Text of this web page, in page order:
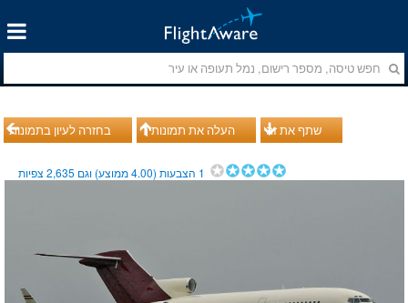
בחזרה לעיון בתמונות העלה את תמונותיך שתף את זה
1 הצבעות (4.00ממוצע) וגם 2,635צפיות